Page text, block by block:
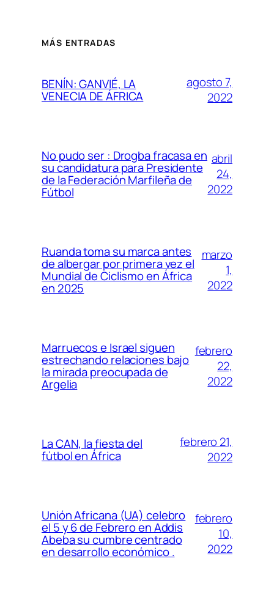
MÁS ENTRADAS
BENÍN: GANVIÉ, LA
VENECIA DE ÁFRICA
agosto 7,
2022
No pudo ser : Drogba fracasa en
su candidatura para Presidente
de la Federación Marfileña de
Fútbol
abril
24,
2022
Ruanda toma su marca antes
de albergar por primera vez el
Mundial de Ciclismo en África
en 2025
marzo
1,
2022
Marruecos e Israel siguen
estrechando relaciones bajo
la mirada preocupada de
Argelia
febrero
22,
2022
La CAN, la fiesta del
fútbol en África
febrero 21,
2022
Unión Africana (UA) celebro
el 5 y 6 de Febrero en Addis
Abeba su cumbre centrado
en desarrollo económico .
febrero
10,
2022